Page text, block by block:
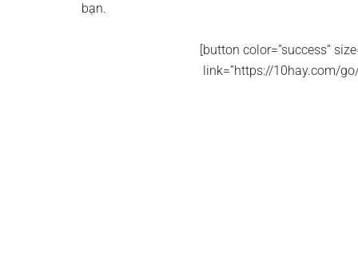
bạn.
[button color=”success”
link=”https://10hay.com/